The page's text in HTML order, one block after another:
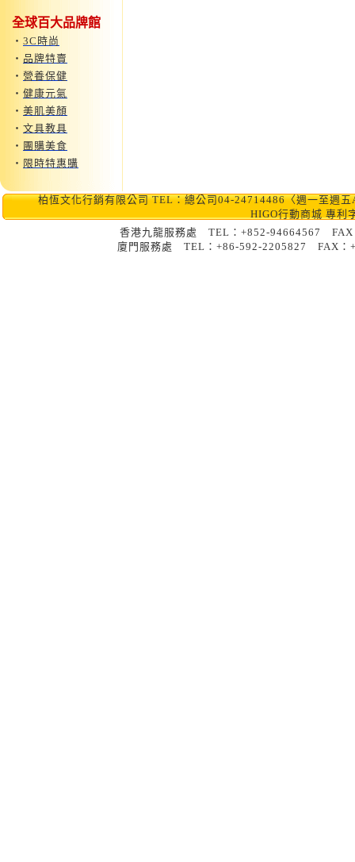
全球百大品牌館
‧ 3C時尚
‧ 品牌特賣
‧ 營養保健
‧ 健康元氣
‧ 美肌美顏
‧ 文具教具
‧ 團購美食
‧ 限時特惠購
柏恆文化行銷有限公司 TEL：總公司04-24714486〈週一至週
HIGO行動商城 專利
香港九龍服務處 TEL：+852-94664567
廈門服務處 TEL：+86-592-2205827 FAX